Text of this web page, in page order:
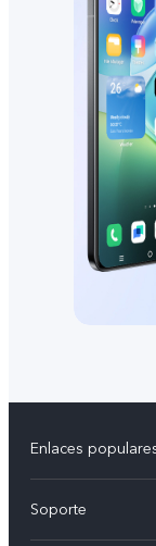
Enlaces
V60 Lite 5G
Soporte